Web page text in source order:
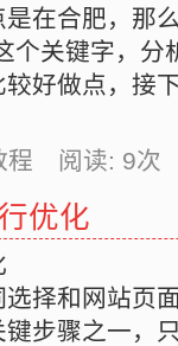
在合肥，那
个关键字，分
好做点，接
程 阅读: 9次
优化
择和网站页
步骤之一，